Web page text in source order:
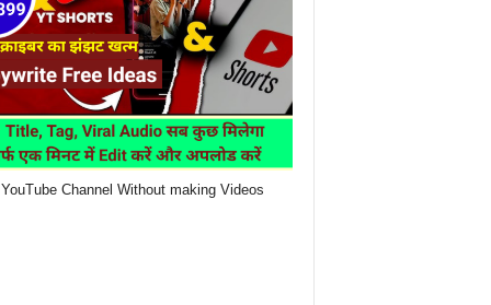
Channel Without making Videos